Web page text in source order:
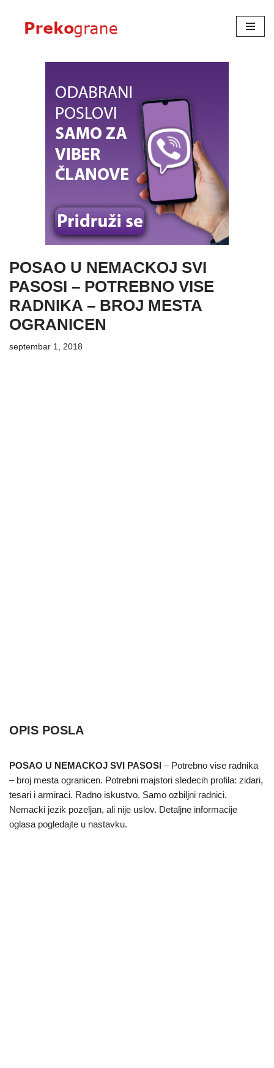
Skoči
POSAO U NEMACKOJ SVI
PASOSI – POTREBNO VISE
RADNIKA – BROJ MESTA
OGRANICEN
septembar 1, 2018
OPIS POSLA
POSAO U NEMACKOJ SVI PASOSI – Potrebno vise radnika
– broj mesta ogranicen. Potrebni majstori sledecih profila: zidari,
tesari i armiraci. Radno iskustvo. Samo ozbiljni radnici.
Nemacki jezik pozeljan, ali nije uslov. Detaljne informacije
oglasa pogledajte u nastavku.